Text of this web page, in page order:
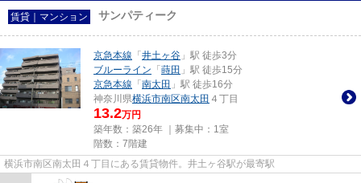
賃貸｜マンション サンパティーク
京急本線 「 井土ヶ谷 」駅 徒歩3分
ブルーライン 「 蒔田 」駅 徒歩15分
京急本線 「 南太田 」駅 徒歩16分
神奈川県横浜市南区南太田 ４丁目
13.2万円
築年数：築26年 ｜募集中： 1室
階数：7階建
横浜市南区南太田４丁目にある賃貸物件。井土ヶ谷駅が最寄駅